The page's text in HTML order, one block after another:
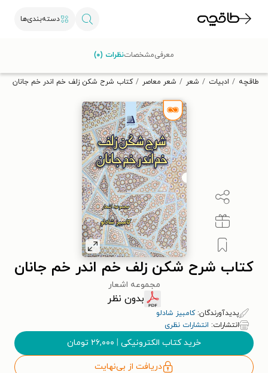
دسته‌بندی‌ها
تخفیف از طاقچه دریافت کن.
طاقچه ادبیات شعر شعر معاصر کتاب شرح شکن زلف خم اندر خم جانان
کتاب شرح شکن زلف خم اندر خم جانان
مجموعه اشعار
بدون نظر
پدیدآورندگان:کامبیز شادلو
انتشارات: انتشارات نظری
خرید کتاب الکترونیکی | ۲۶,۰۰۰ تومان
دریافت از بی‌نهایت
معرفیمشخصاتنظرات (۰)